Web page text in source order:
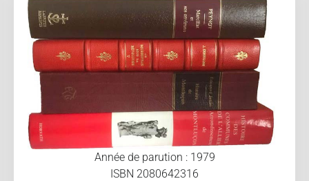
Année de parution : 1979
ISBN 2080642316